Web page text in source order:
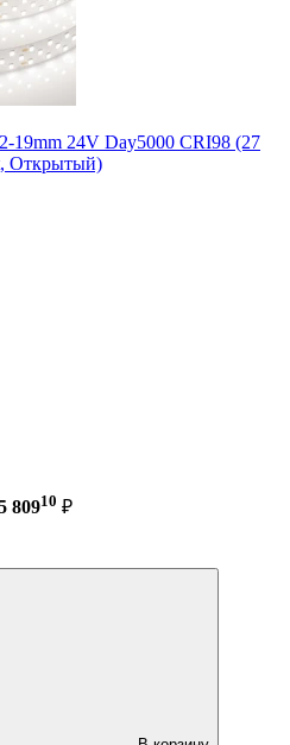
19mm 24V Day5000 CRI98 (27
Открытый)
80910 ₽